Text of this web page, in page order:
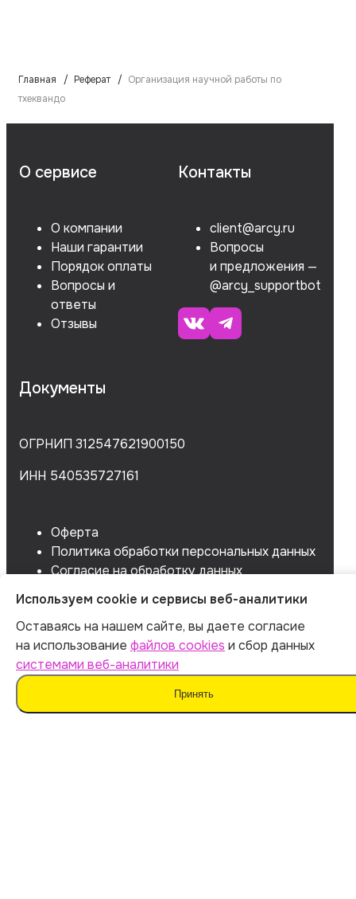
Главная Реферат
Организация научной работы по
тхеквандо
О сервисе
О компании
Наши гарантии
Порядок оплаты
Вопросы и
ответы
Отзывы
Контакты
client@arcy.ru
Вопросы
и предложения —
@arcy_supportbot
Документы
ОГРНИП 312547621900150
ИНН 540535727161
Оферта
Политика обработки персональных данных
Согласие на обработку данных
Согласие на сбор данных
Используем cookie и сервисы веб-аналитики
Оставаясь на нашем сайте, вы даете согласие
на использование файлов cookies и сбор данных
системами веб-аналитики
Принять